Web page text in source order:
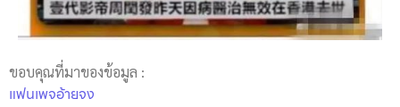
ขอบคุณที่มาของข้อมูล :
แฟนเพจอ้ายจง